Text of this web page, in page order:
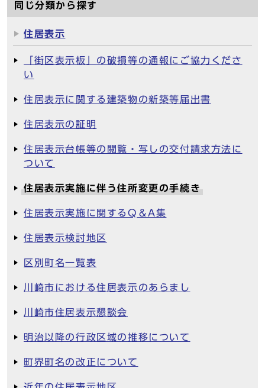
同じ分類から探す
住居表示
「街区表示板」の破損等の通報にご協力くださ
い
住居表示に関する建築物の新築等届出書
住居表示の証明
住居表示台帳等の閲覧・写しの交付請求方法に
ついて
住居表示実施に伴う住所変更の手続き
住居表示実施に関するQ＆A集
住居表示検討地区
区別町名一覧表
川崎市における住居表示のあらまし
川崎市住居表示懇談会
明治以降の行政区域の推移について
町界町名の改正について